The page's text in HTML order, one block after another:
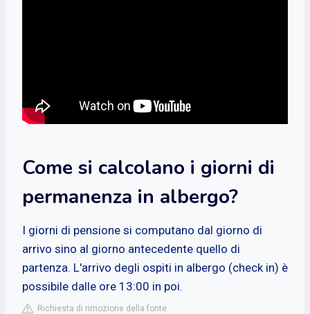
Come si calcolano i giorni di
permanenza in albergo?
I giorni di pensione si computano dal giorno di
arrivo sino al giorno antecedente quello di
partenza. L'arrivo degli ospiti in albergo (check in) è
possibile dalle ore 13:00 in poi.
Richiesta di rimozione della fonte